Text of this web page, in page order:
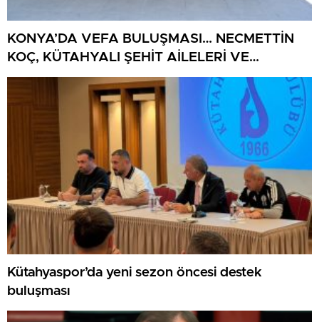
KONYA’DA VEFA BULUŞMASI… NECMETTİN
KOÇ, KÜTAHYALI ŞEHİT AİLELERİ VE
GAZİLERİ AĞIRLADI
Kütahyaspor’da yeni sezon öncesi destek
buluşması